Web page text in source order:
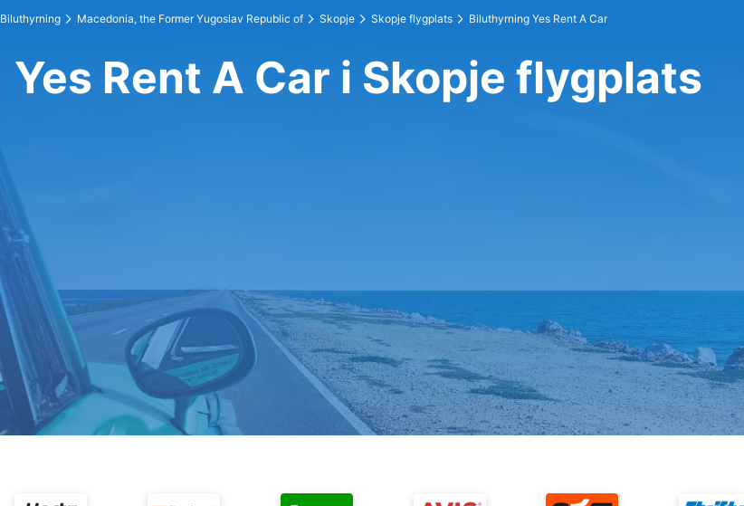
Biluthyrning Macedonia, the Former Yugoslav Republic of Skopje Skopje flygplats Biluthyrning Yes Rent A Car
Yes Rent A Car i Skopje flygplats